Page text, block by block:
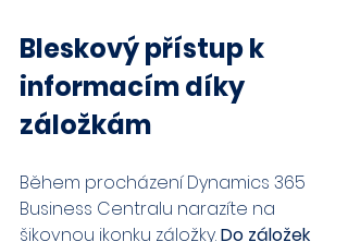
Bleskový přístup k
informacím díky
záložkám
Během procházení Dynamics 365
Business Centralu narazíte na
šikovnou ikonku záložky. Do záložek